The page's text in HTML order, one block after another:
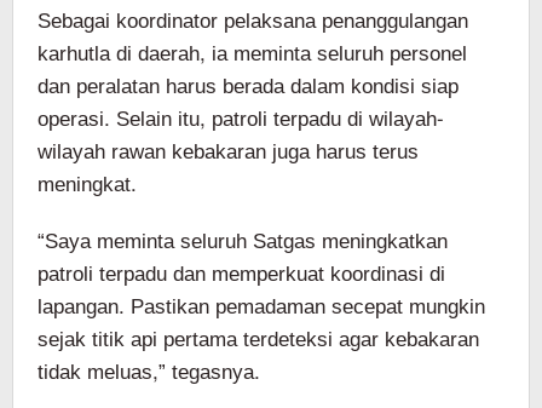
Sebagai koordinator pelaksana penanggulangan
karhutla di daerah, ia meminta seluruh personel
dan peralatan harus berada dalam kondisi siap
operasi. Selain itu, patroli terpadu di wilayah-
wilayah rawan kebakaran juga harus terus
meningkat.
“Saya meminta seluruh Satgas meningkatkan
patroli terpadu dan memperkuat koordinasi di
lapangan. Pastikan pemadaman secepat mungkin
sejak titik api pertama terdeteksi agar kebakaran
tidak meluas,” tegasnya.